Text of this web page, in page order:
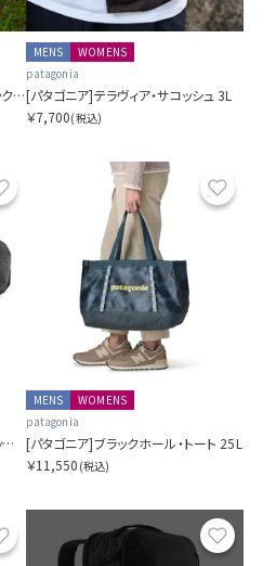
[パタゴニア]テラヴィア・トート・パック 24L
MENS
WOMENS
patagonia
[パタゴニア]テラヴィア・サコッシュ 3L
￥7,700(税込)
お気に入り
[パタゴニア]テラヴィア・ヒップ・パック 4L
MENS
WOMENS
patagonia
[パタゴニア]ブラックホール・トート 25L
￥11,550 (税込)
お気に入り